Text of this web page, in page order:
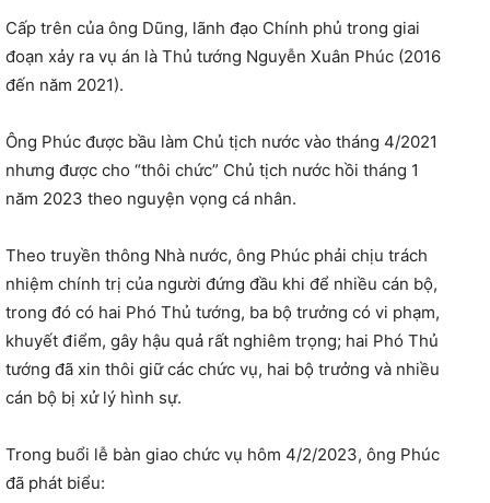
Cấp trên của ông Dũng, lãnh đạo Chính phủ trong giai
đoạn xảy ra vụ án là Thủ tướng Nguyễn Xuân Phúc (2016
đến năm 2021).
Ông Phúc được bầu làm Chủ tịch nước vào tháng 4/2021
nhưng được cho “thôi chức” Chủ tịch nước hồi tháng 1
năm 2023 theo nguyện vọng cá nhân.
Theo truyền thông Nhà nước, ông Phúc phải chịu trách
nhiệm chính trị của người đứng đầu khi để nhiều cán bộ,
trong đó có hai Phó Thủ tướng, ba bộ trưởng có vi phạm,
khuyết điểm, gây hậu quả rất nghiêm trọng; hai Phó Thủ
tướng đã xin thôi giữ các chức vụ, hai bộ trưởng và nhiều
cán bộ bị xử lý hình sự.
Trong buổi lễ bàn giao chức vụ hôm 4/2/2023, ông Phúc
đã phát biểu: